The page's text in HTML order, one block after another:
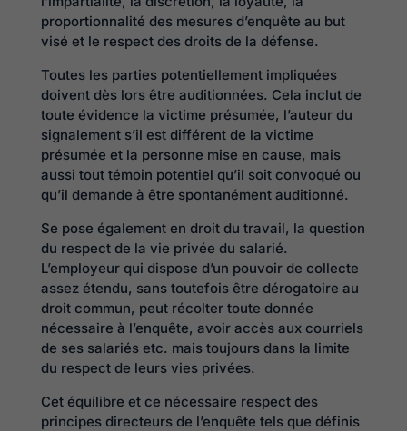
proportionnalité des mesures d’enquête au but
visé et le respect des droits de la défense.
Toutes les parties potentiellement impliquées
doivent dès lors être auditionnées. Cela inclut de
toute évidence la victime présumée, l’auteur du
signalement s’il est différent de la victime
présumée et la personne mise en cause, mais
aussi tout témoin potentiel qu’il soit convoqué ou
qu’il demande à être spontanément auditionné.
Se pose également en droit du travail, la question
du respect de la vie privée du salarié.
L’employeur qui dispose d’un pouvoir de collecte
assez étendu, sans toutefois être dérogatoire au
droit commun, peut récolter toute donnée
nécessaire à l’enquête, avoir accès aux courriels
de ses salariés etc. mais toujours dans la limite
du respect de leurs vies privées.
Cet équilibre et ce nécessaire respect des
principes directeurs de l’enquête tels que définis